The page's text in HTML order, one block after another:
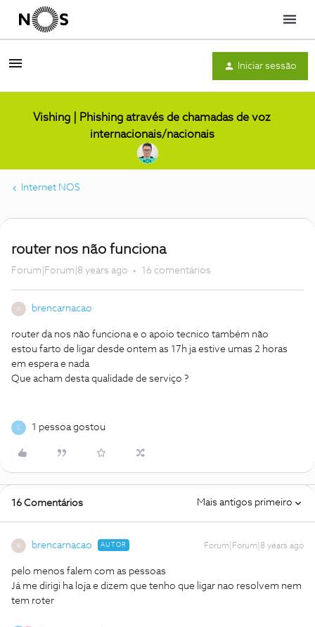
Menu
Iniciar sessão
Vishing | Phishing através de chamadas de voz
internacionais/nacionais
Internet NOS
router nos não funciona
Forum|Forum|8 years ago 16 comentários
brencarnacao
router da nos não funciona e o apoio tecnico também não
estou farto de ligar desde ontem as 17h ja estive umas 2 horas
em espera e nada
Que acham desta qualidade de serviço ?
C 1 pessoa gostou
16 Comentários Mais antigos primeiro
brencarnacao AUTOR Forum|Forum|8 years ago
pelo menos falem com as pessoas
Já me dirigi ha loja e dizem que tenho que ligar nao resolvem nem
tem roter